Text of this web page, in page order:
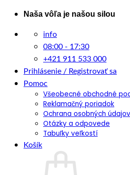
Skip
content
Naša vôľa je našou silou
info
08:00 - 17:30
+421 911 533 000
Prihlásenie / Registrovať sa
Pomoc
Všeobecné obchodné
Reklamačný poriadok
Ochrana osobných údajov
Otázky a odpovede
Tabuľky veľkostí
Košík